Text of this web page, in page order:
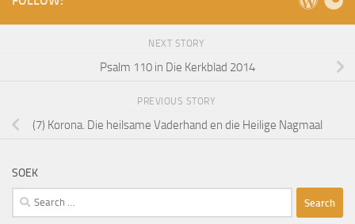
NEXT STORY
Psalm 110 in Die Kerkblad 2014
PREVIOUS STORY
(7) Korona. Die heilsame Vaderhand en die Heilige Nagmaal
SOEK
Search
for: